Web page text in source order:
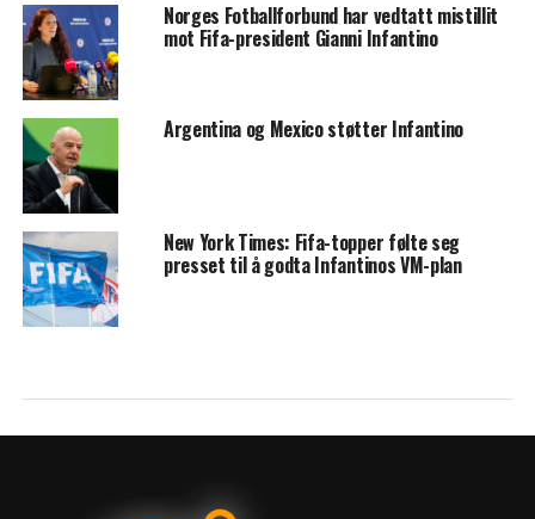
Norges Fotballforbund har vedtatt mistillit
mot Fifa-president Gianni Infantino
Argentina og Mexico støtter Infantino
New York Times: Fifa-topper følte seg
presset til å godta Infantinos VM-plan